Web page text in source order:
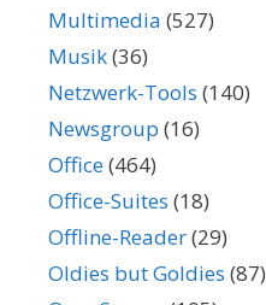
Multimedia (527)
Musik(36)
Netzwerk-Tools (140)
Newsgroup (16)
Office(464)
Office-Suites (18)
Offline-Reader(29)
Oldies but Goldies (87)